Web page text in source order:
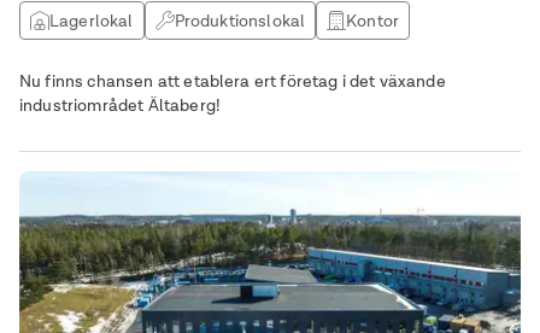
Lagerlokal Produktionslokal
Kontor
Nu finns chansen att etablera ert företag i det växande
industriområdet Ältaberg!